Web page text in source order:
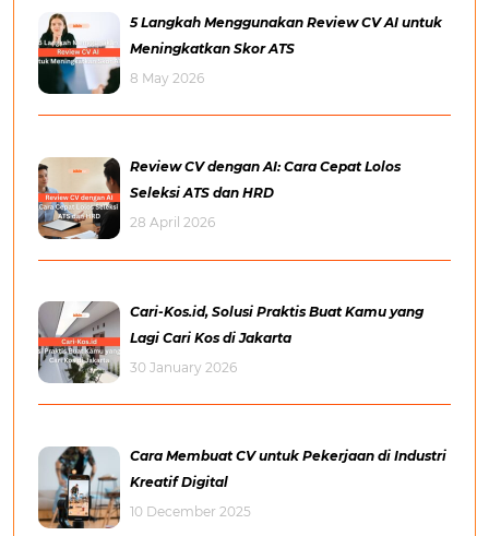
5 Langkah Menggunakan Review CV AI untuk
Meningkatkan Skor ATS
8 May 2026
Review CV dengan AI: Cara Cepat Lolos
Seleksi ATS dan HRD
28 April 2026
Cari-Kos.id, Solusi Praktis Buat Kamu yang
Lagi Cari Kos di Jakarta
30 January 2026
Cara Membuat CV untuk Pekerjaan di Industri
Kreatif Digital
10 December 2025